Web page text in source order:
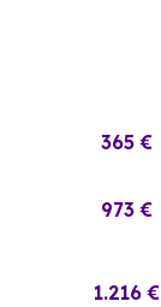
365 €
973 €
1.216 €